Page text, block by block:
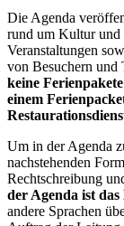
Die Agenda
rund um Kultur und
Veranstaltungen
von Besuchern und
keine
einem
Um in der Agenda
nachstehenden
Rechtschreibung
der Agenda ist
andere Sprachen